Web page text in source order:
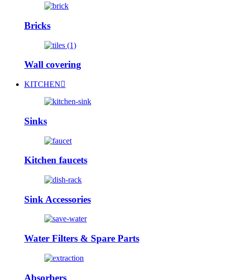
Bricks
Wall covering
KITCHEN
Sinks
Kitchen faucets
Sink Accessories
Water Filters & Spare Parts
Absorbers